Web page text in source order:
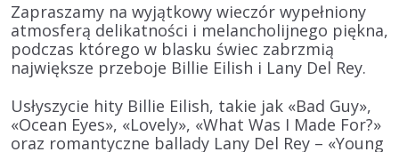
Zapraszamy na wyjątkowy wieczór wypełniony
atmosferą delikatności i melancholijnego piękna,
podczas którego w blasku świec zabrzmią
największe przeboje Billie Eilish i Lany Del Rey.
Usłyszycie hity Billie Eilish, takie jak «Bad Guy»,
«Ocean Eyes», «Lovely», «What Was I Made For?»
oraz romantyczne ballady Lany Del Rey – «Young